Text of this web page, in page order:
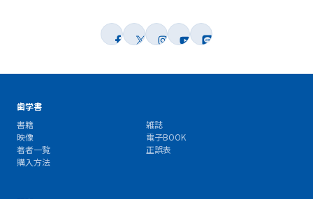
歯学書
書籍
雑誌
映像
電子BOOK
著者一覧
正誤表
購入方法